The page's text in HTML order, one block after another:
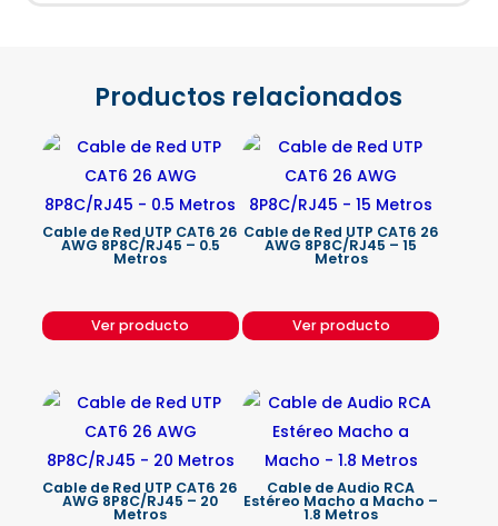
Productos relacionados
Cable de Red UTP CAT6 26
AWG 8P8C/RJ45 – 0.5
Metros
Ver producto
Cable de Red UTP CAT6 26
AWG 8P8C/RJ45 – 15
Metros
Ver producto
Cable de Red UTP CAT6 26
AWG 8P8C/RJ45 – 20
Metros
Cable de Audio RCA
Estéreo Macho a Macho –
1.8 Metros